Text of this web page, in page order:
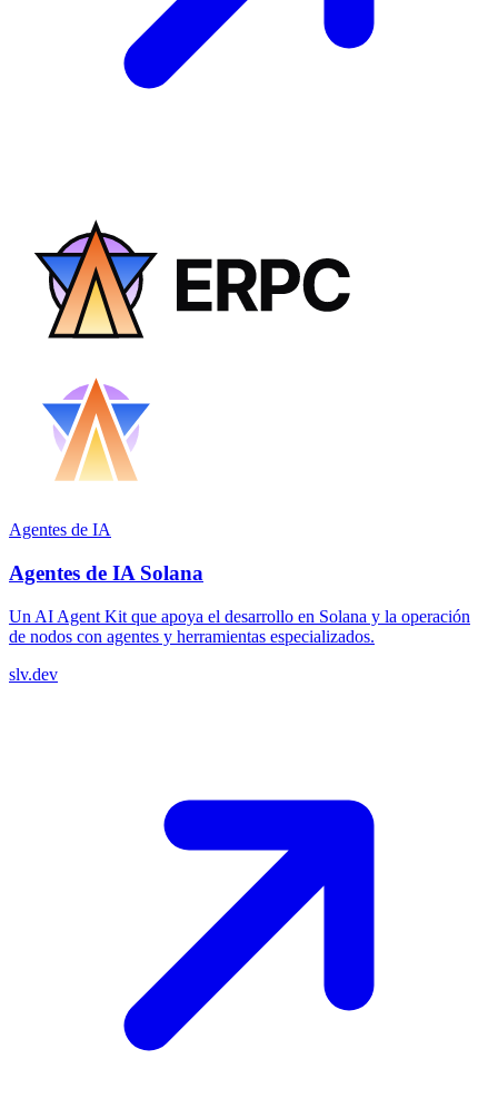
Agentes de IA
Agentes de IA Solana
Un AI Agent Kit que apoya el desarrollo en Solana y la operación
de nodos con agentes y herramientas especializados.
slv.dev